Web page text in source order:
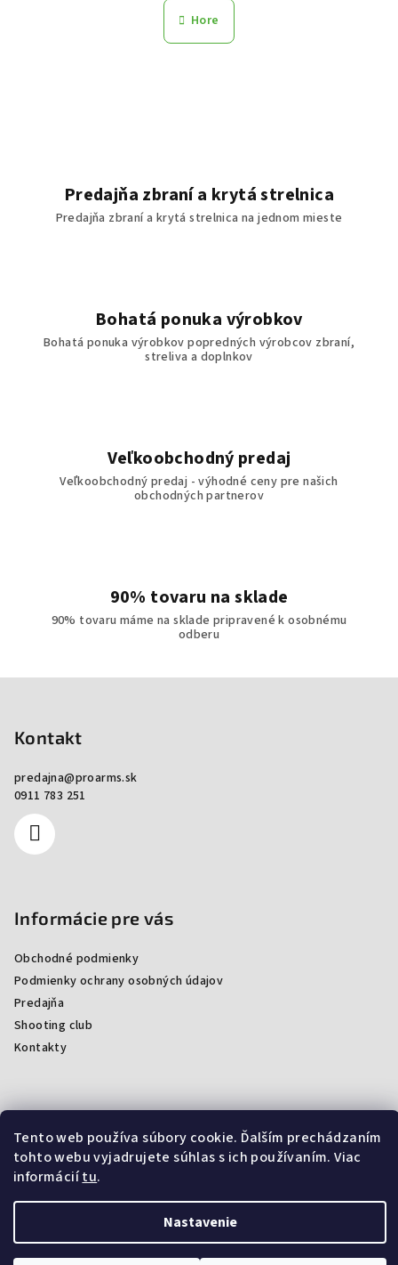
Tento web používa súbory cookie. Ďalším prechádzaním
tohto webu vyjadrujete súhlas s ich používaním. Viac
informáciítu.
Nastavenie
Hore
Predajňa zbraní a krytá strelnica
Predajňa zbraní a krytá strelnica na jednom mieste
Bohatá ponuka výrobkov
Bohatá ponuka výrobkov popredných výrobcov zbraní,
streliva a doplnkov
Veľkoobchodný predaj
Veľkoobchodný predaj - výhodné ceny pre našich
obchodných partnerov
90% tovaru na sklade
90% tovaru máme na sklade pripravené k osobnému
odberu
Kontakt
predajna@proarms.sk
0911 783 251
Informácie pre vás
Obchodné podmienky
Podmienky ochrany osobných údajov
Predajňa
Shooting club
Kontakty
Facebook
ProArmsSK. Všetky práva vyhradené.
nastavenie cookies